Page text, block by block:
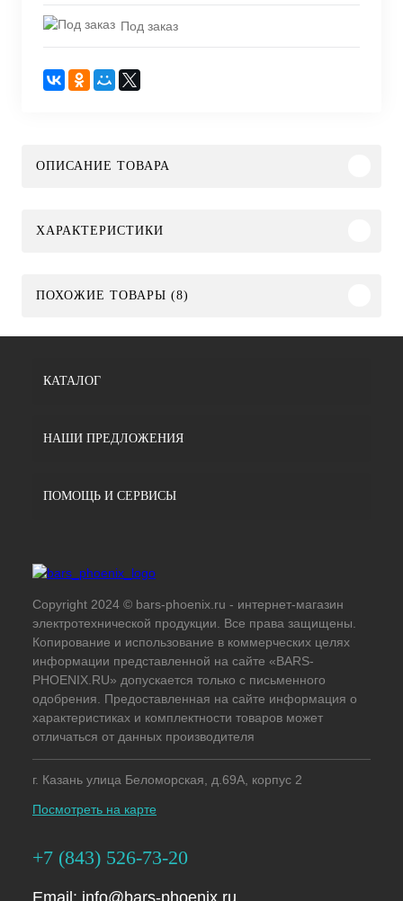
Под заказ
ОПИСАНИЕ ТОВАРА
ХАРАКТЕРИСТИКИ
ПОХОЖИЕ ТОВАРЫ (8)
КАТАЛОГ
НАШИ ПРЕДЛОЖЕНИЯ
ПОМОЩЬ И СЕРВИСЫ
Copyright 2024 © bars-phoenix.ru - интернет-магазин
электротехнической продукции. Все права защищены.
Копирование и использование в коммерческих целях
информации представленной на сайте «BARS-
PHOENIX.RU» допускается только с письменного
одобрения. Предоставленная на сайте информация о
характеристиках и комплектности товаров может
отличаться от данных производителя
г. Казань улица Беломорская, д.69А, корпус 2
Посмотреть на карте
+7 (843) 526-73-20
Email: info@bars-phoenix.ru